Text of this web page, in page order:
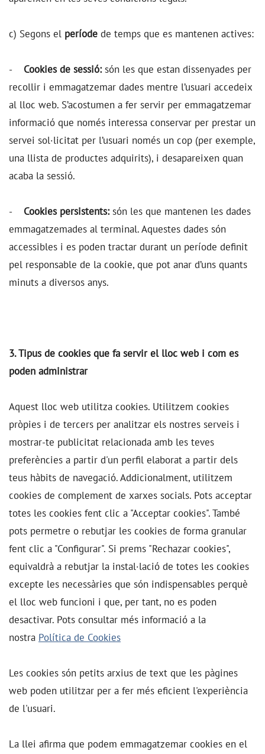
c) Segons el període de temps que es mantenen actives:
- Cookies de sessió:són les que estan dissenyades per
recollir i emmagatzemar dades mentre l’usuari accedeix
al lloc web. S’acostumen a fer servir per emmagatzemar
informació que només interessa conservar per prestar un
servei sol·licitat per l’usuari només un cop (per exemple,
una llista de productes adquirits), i desapareixen quan
acaba la sessió.
- Cookies persistents:són les que mantenen les dades
emmagatzemades al terminal. Aquestes dades són
accessibles i es poden tractar durant un període definit
pel responsable de la cookie, que pot anar d’uns quants
minuts a diversos anys.
3. Tipus de cookies que fa servir el lloc web i com es
poden administrar
Aquest lloc web utilitza cookies. Utilitzem cookies
pròpies i de tercers per analitzar els nostres serveis i
mostrar-te publicitat relacionada amb les teves
preferències a partir d'un perfil elaborat a partir dels
teus hàbits de navegació. Addicionalment, utilitzem
cookies de complement de xarxes socials. Pots acceptar
totes les cookies fent clic a "Acceptar cookies". També
pots permetre o rebutjar les cookies de forma granular
fent clic a "Configurar". Si prems "Rechazar cookies",
equivaldrà a rebutjar la instal·lació de totes les cookies
excepte les necessàries que són indispensables perquè
el lloc web funcioni i que, per tant, no es poden
desactivar. Pots consultar més informació a la
nostra Política de Cookies
Les cookies són petits arxius de text que les pàgines
web poden utilitzar per a fer més eficient l'experiència
de l'usuari.
La llei afirma que podem emmagatzemar cookies en el